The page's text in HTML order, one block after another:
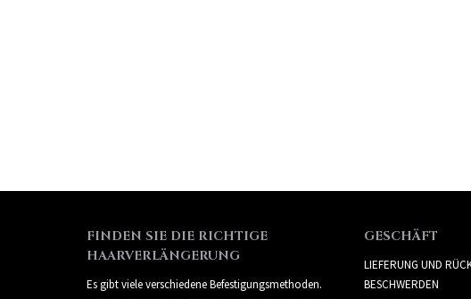
FINDEN SIE DIE RICHTIGE
HAARVERLÄNGERUNG
Es gibt viele verschiedene Befestigungsmethoden.
GESCHÄFT
LIEFERUNG UND
BESCHWERDEN